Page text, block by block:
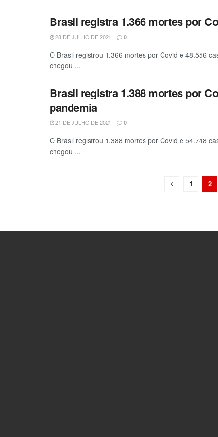
Brasil registra 1.366 mortes por
28 DE JULHO DE 2021 0
O Brasil registrou 1.366 mortes por Covid e 48.556
chegou ...
Brasil registra 1.388 mortes por
pandemia
21 DE JULHO DE 2021 0
O Brasil registrou 1.388 mortes por Covid e 54.748
chegou ...
1 2